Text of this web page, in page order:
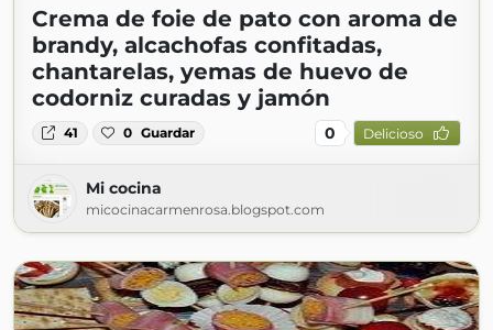
Crema de foie de pato con aroma de
brandy, alcachofas confitadas,
chantarelas, yemas de huevo de
codorniz curadas y jamón
41 0 Guardar 0 Delicioso
Mi cocina
micocinacarmenrosa.blogspot.com